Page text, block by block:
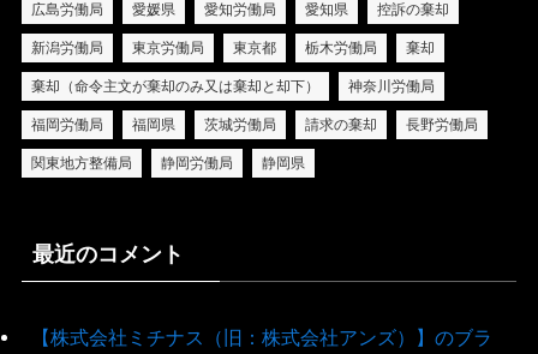
広島労働局 愛媛県 愛知労働局 愛知県 控訴の棄却
新潟労働局 東京労働局 東京都 栃木労働局 棄却
棄却（命令主文が棄却のみ又は棄却と却下） 神奈川労働局
福岡労働局 福岡県 茨城労働局 請求の棄却 長野労働局
関東地方整備局 静岡労働局 静岡県
最近のコメント
【株式会社ミチナス（旧：株式会社アンズ）】のブラ